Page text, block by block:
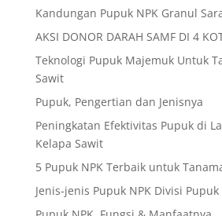
Kandungan Pupuk NPK Granul
AKSI DONOR DARAH SAMF DI 4
Teknologi Pupuk Majemuk Untuk
Sawit
Pupuk, Pengertian dan Jenisnya
Peningkatan Efektivitas Pupuk di
Kelapa Sawit
5 Pupuk NPK Terbaik untuk
Jenis-jenis Pupuk NPK Divisi